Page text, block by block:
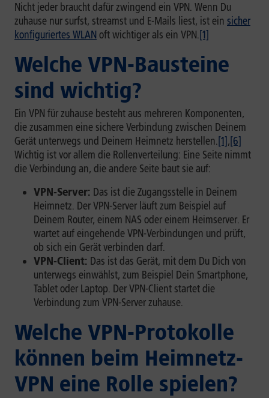
Nicht jeder braucht dafür zwingend ein VPN. Wenn Du
zuhause nur surfst, streamst und E-Mails liest, ist ein sicher
konfiguriertes WLAN oft wichtiger als ein VPN.[1]
Welche VPN-Bausteine
sind wichtig?
Ein VPN für zuhause besteht aus mehreren Komponenten,
die zusammen eine sichere Verbindung zwischen Deinem
Gerät unterwegs und Deinem Heimnetz herstellen.[1],[6]
Wichtig ist vor allem die Rollenverteilung: Eine Seite nimmt
die Verbindung an, die andere Seite baut sie auf:
VPN-Server: Das ist die Zugangsstelle in Deinem
Heimnetz. Der VPN-Server läuft zum Beispiel auf
Deinem Router, einem NAS oder einem Heimserver. Er
wartet auf eingehende VPN-Verbindungen und prüft,
ob sich ein Gerät verbinden darf.
VPN-Client: Das ist das Gerät, mit dem Du Dich von
unterwegs einwählst, zum Beispiel Dein Smartphone,
Tablet oder Laptop. Der VPN-Client startet die
Verbindung zum VPN-Server zuhause.
Welche VPN-Protokolle
können beim Heimnetz-
VPN eine Rolle spielen?